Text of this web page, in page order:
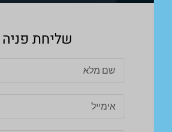
שליחת פניה